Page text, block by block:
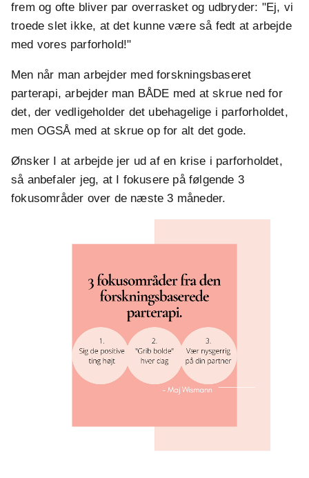
frem og ofte bliver par overrasket og udbryder: "Ej, vi
troede slet ikke, at det kunne være så fedt at arbejde
med vores parforhold!"
Men når man arbejder med forskningsbaseret
parterapi, arbejder man BÅDE med at skrue ned for
det, der vedligeholder det ubehagelige i parforholdet,
men OGSÅ med at skrue op for alt det gode.
Ønsker I at arbejde jer ud af en krise i parforholdet,
så anbefaler jeg, at I fokusere på følgende 3
fokusområder over de næste 3 måneder.